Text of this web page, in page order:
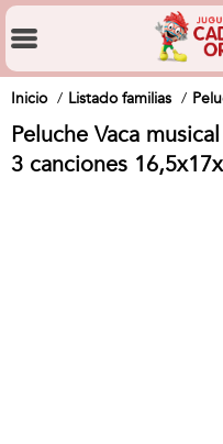
Inicio Listado familias
Peluche Vaca
3 canciones